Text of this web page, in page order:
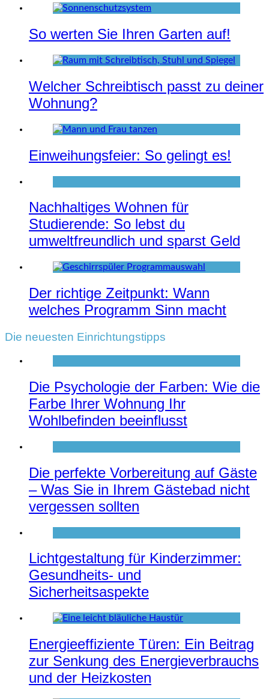
So werten Sie Ihren Garten auf!
Welcher Schreibtisch passt zu deiner
Wohnung?
Einweihungsfeier: So gelingt es!
Nachhaltiges Wohnen für
Studierende: So lebst du
umweltfreundlich und sparst Geld
Der richtige Zeitpunkt: Wann
welches Programm Sinn macht
Die neuesten Einrichtungstipps
Die Psychologie der Farben: Wie die
Farbe Ihrer Wohnung Ihr
Wohlbefinden beeinflusst
Die perfekte Vorbereitung auf Gäste
– Was Sie in Ihrem Gästebad nicht
vergessen sollten
Lichtgestaltung für Kinderzimmer:
Gesundheits- und
Sicherheitsaspekte
Energieeffiziente Türen: Ein Beitrag
zur Senkung des Energieverbrauchs
und der Heizkosten